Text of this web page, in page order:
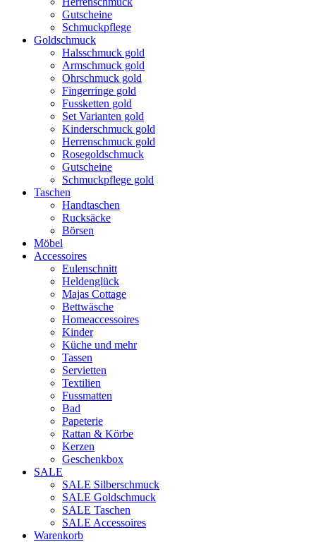
Gutscheine
Schmuckpflege
Goldschmuck
Halsschmuck gold
Armschmuck gold
Ohrschmuck gold
Fingerringe gold
Fussketten gold
Set Varianten gold
Kinderschmuck gold
Herrenschmuck gold
Rosegoldschmuck
Gutscheine
Schmuckpflege gold
Taschen
Handtaschen
Rucksäcke
Börsen
Möbel
Accessoires
Eulenschnitt
Heldenglück
Majas Cottage
Bettwäsche
Homeaccessoires
Kinder
Küche und mehr
Tassen
Servietten
Textilien
Fussmatten
Bad
Papeterie
Rattan & Körbe
Kerzen
Geschenkbox
SALE
SALE Silberschmuck
SALE Goldschmuck
SALE Taschen
SALE Accessoires
Warenkorb